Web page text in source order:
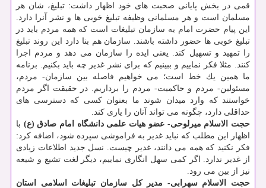
قمی در بخش پایانی صحبت های خود اظهار داشت: تبلیغ، شان هر
مسلمان است و هر مسلمانی وظیفه تبلیغ خوبی ها و نشر آنرا دارد.
این پیام حضرت امام به سازمان تبلیغات است كه همه مردم باید در
تبلیغ خوبی ها حضور داشته باشند. سازمان هم بنا دارد این روند تبلیغ
را تمهید و تسهیل كند. یعنی ایده را سازمان می دهد و مردم اجرا
كنند. مثلا فكر نماییم و ببینیم كه برای نشر غدیر چه باید بكنیم. برنامه
ما همین یك خط است؛ می خواهیم فاصله بین سازمان- مردم،
مسئولین- مردم و حاكمیت- مردم را برداریم. در حقیقت اگر مردم
خواستند كه وارد میدان شوند ما بعنوان كسی كه دسترسی های
حداقلی دارد، چگونه می تواند آنان را یاری كند.
حجت الاسلام میرلوحی- عضو هیات علمی دانشگاه امام صادق (ع) با
اظهار این مطلب كه نباید غدیر به فراموشی سپرده شود، اضافه كرد:
فكر نكنید كه همه می دانند، غدیر چیست. نسل جدید اطلاعات زیادی
از غدیر ندارد. اگر كمی سهل انگاری نماییم، دیگر لغت تشیع و شیعه
نیز از بین می رود.
حجت الاسلام سهرابی- مدیر كل سازمان تبلیغات اسلامی استان